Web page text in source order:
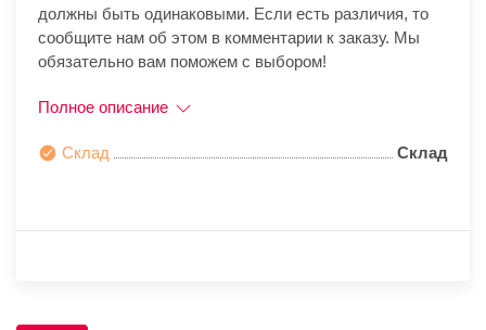
должны быть одинаковыми. Если есть различия, то
сообщите нам об этом в комментарии к заказу. Мы
обязательно вам поможем с выбором!
Полное описание
Склад Склад